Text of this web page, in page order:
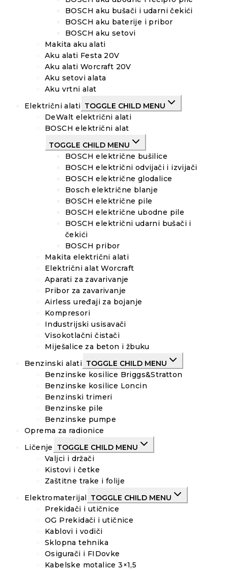
BOSCH aku bušači i udarni čekići
BOSCH aku baterije i pribor
BOSCH aku setovi
Makita aku alati
Aku alati Festa 20V
Aku alati Worcraft 20V
Aku setovi alata
Aku vrtni alat
Električni alati TOGGLE CHILD MENU
DeWalt električni alati
BOSCH električni alat
TOGGLE CHILD MENU
BOSCH električne bušilice
BOSCH električni odvijači i izvijači
BOSCH električne glodalice
Bosch električne blanje
BOSCH električne pile
BOSCH električne ubodne pile
BOSCH električni udarni bušači i
čekići
BOSCH pribor
Makita električni alati
Električni alat Worcraft
Aparati za zavarivanje
Pribor za zavarivanje
Airless uređaji za bojanje
Kompresori
Industrijski usisavači
Visokotlačni čistači
Miješalice za beton i žbuku
Benzinski alati TOGGLE CHILD MENU
Benzinske kosilice Briggs&Stratton
Benzinske kosilice Loncin
Benzinski trimeri
Benzinske pile
Benzinske pumpe
Oprema za radionice
Ličenje
TOGGLE CHILD MENU
Valjci i držači
Kistovi i četke
Zaštitne trake i folije
Elektromaterijal
TOGGLE CHILD MENU
Prekidači i utičnice
OG Prekidači i utičnice
Kablovi i vodiči
Sklopna tehnika
Osigurači i FIDovke
Kabelske motalice 3×1,5